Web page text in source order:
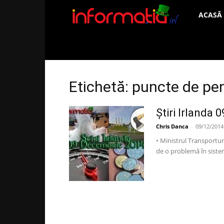
Informația
ACASĂ
Etichetă: puncte de
Știri Irlanda
Chris Danca - 09/12/2014
• Ministrul
de o problemă în